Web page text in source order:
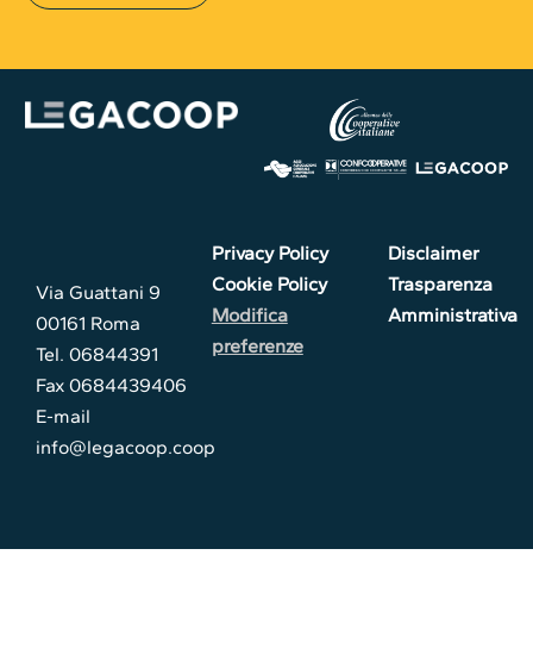
Via Guattani 9
00161 Roma
Tel. 06844391
Fax 0684439406
E-mail
info@legacoop.coop
Privacy Policy
Cookie Policy
Modifica
preferenze
Disclaimer
Trasparenza
Amministrativa